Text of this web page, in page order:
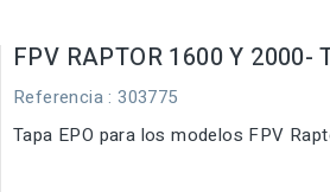
FPV RAPTOR 1600 Y 2000-
Referencia : 303775
Tapa EPO para los modelos FPV